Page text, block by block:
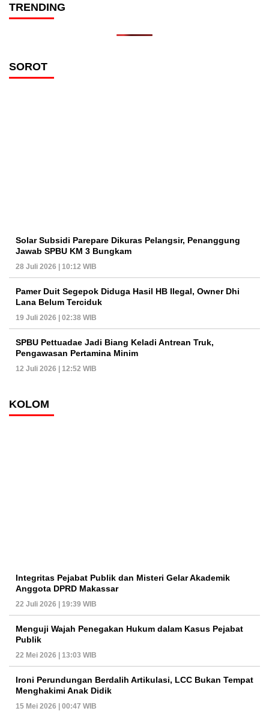
TRENDING
SOROT
Solar Subsidi Parepare Dikuras Pelangsir, Penanggung
Jawab SPBU KM 3 Bungkam
28 Juli 2026 | 10:12 WIB
Pamer Duit Segepok Diduga Hasil HB Ilegal, Owner Dhi
Lana Belum Terciduk
19 Juli 2026 | 02:38 WIB
SPBU Pettuadae Jadi Biang Keladi Antrean Truk,
Pengawasan Pertamina Minim
12 Juli 2026 | 12:52 WIB
KOLOM
Integritas Pejabat Publik dan Misteri Gelar Akademik
Anggota DPRD Makassar
22 Juli 2026 | 19:39 WIB
Menguji Wajah Penegakan Hukum dalam Kasus Pejabat
Publik
22 Mei 2026 | 13:03 WIB
Ironi Perundungan Berdalih Artikulasi, LCC Bukan Tempat
Menghakimi Anak Didik
15 Mei 2026 | 00:47 WIB